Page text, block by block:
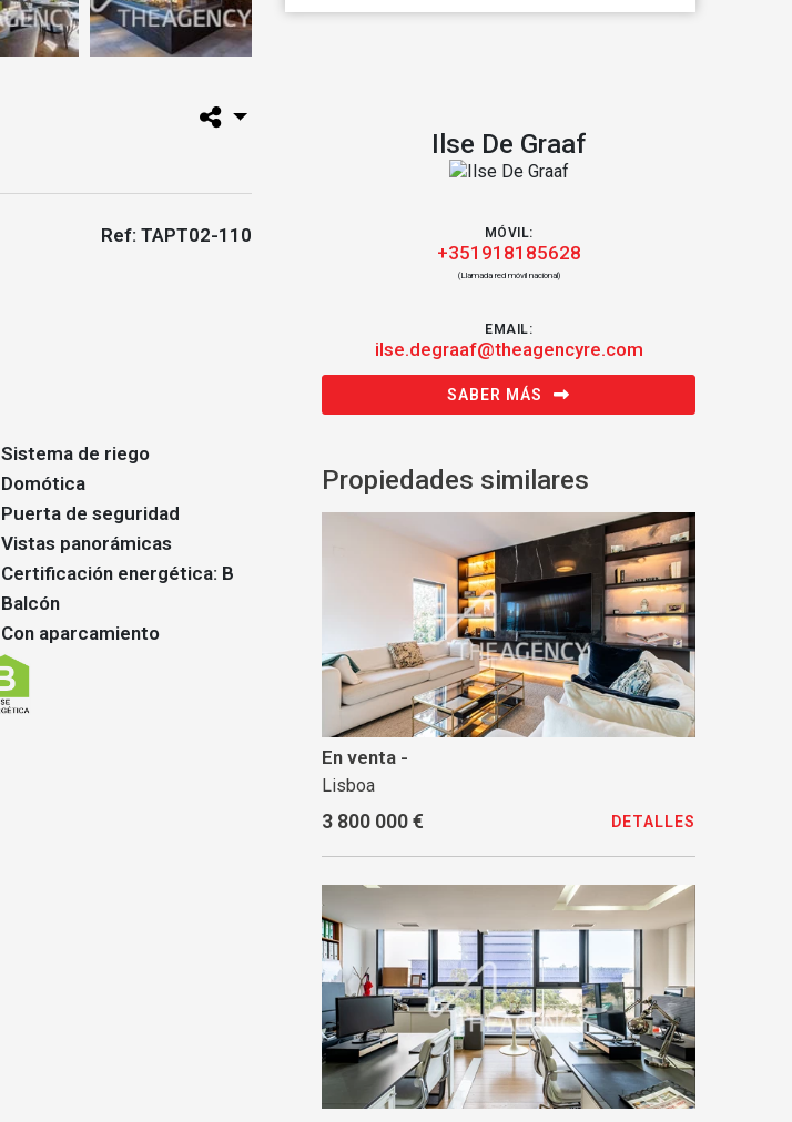
Ref: TAPT02-110
Sistema de riego
Domótica
Puerta de seguridad
Vistas panorámicas
Certificación energética: B
Balcón
Con aparcamiento
Ilse De Graaf
MÓVIL:
+351918185628
(Llamada red móvil nacional)
EMAIL:
ilse.degraaf@theagencyre.com
SABER MÁS
Propiedades similares
En venta -
Lisboa
3 800 000 € DETALLES